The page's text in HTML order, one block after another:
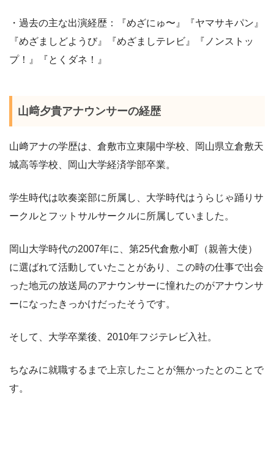
・過去の主な出演経歴：『めざにゅ〜』『ヤマサキパン』
『めざましどようび』『めざましテレビ』『ノンストッ
プ！』『とくダネ！』
山﨑夕貴アナウンサーの経歴
山﨑アナの学歴は、倉敷市立東陽中学校、岡山県立倉敷天
城高等学校、岡山大学経済学部卒業。
学生時代は吹奏楽部に所属し、大学時代はうらじゃ踊りサ
ークルとフットサルサークルに所属していました。
岡山大学時代の2007年に、第25代倉敷小町（親善大使）
に選ばれて活動していたことがあり、この時の仕事で出会
った地元の放送局のアナウンサーに憧れたのがアナウンサ
ーになったきっかけだったそうです。
そして、大学卒業後、2010年フジテレビ入社。
ちなみに就職するまで上京したことが無かったとのことで
す。